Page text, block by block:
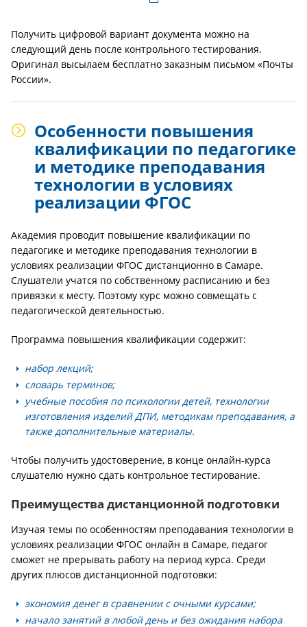
Получить цифровой вариант документа можно на
следующий день после контрольного тестирования.
Оригинал высылаем бесплатно заказным письмом «Почты
России».
Особенности повышения
квалификации по педагогике
и методике преподавания
технологии в условиях
реализации ФГОС
Академия проводит повышение квалификации по
педагогике и методике преподавания технологии в
условиях реализации ФГОС дистанционно в Самаре.
Слушатели учатся по собственному расписанию и без
привязки к месту. Поэтому курс можно совмещать с
педагогической деятельностью.
Программа повышения квалификации содержит:
набор лекций;
словарь терминов;
учебные пособия по психологии детей, технологии
изготовления изделий ДПИ, методикам преподавания, а
также дополнительные материалы.
Чтобы получить удостоверение, в конце онлайн-курса
слушателю нужно сдать контрольное тестирование.
Преимущества дистанционной подготовки
Изучая темы по особенностям преподавания технологии в
условиях реализации ФГОС онлайн в Самаре, педагог
сможет не прерывать работу на период курса. Среди
других плюсов дистанционной подготовки:
экономия денег в сравнении с очными курсами;
начало занятий в любой день и без ожидания набора